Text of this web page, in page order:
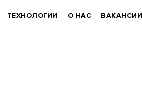
ТЕХНОЛОГИИ О НАС ВАКАНСИИ